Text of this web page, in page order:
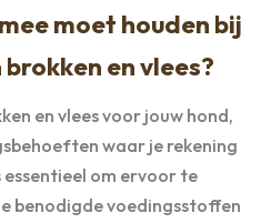
moet houden bij
en vlees?
en vlees voor jouw hond,
waar je rekening
essentieel om ervoor te
benodigde voedingsstoffen